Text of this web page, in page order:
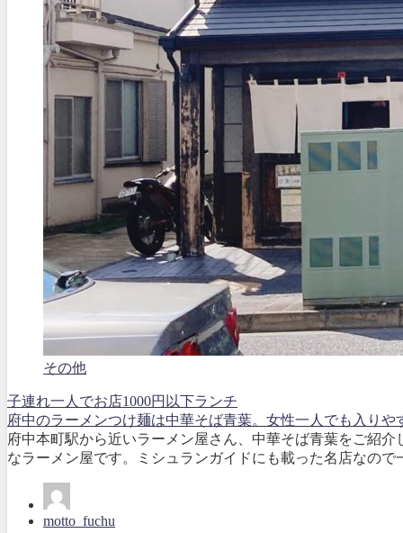
その他
子連れ一人でお店1000円以下ランチ
府中のラーメンつけ麺は中華そば青葉。女性一人でも入りや
府中本町駅から近いラーメン屋さん、中華そば青葉をご紹
なラーメン屋です。ミシュランガイドにも載った名店なの
motto_fuchu